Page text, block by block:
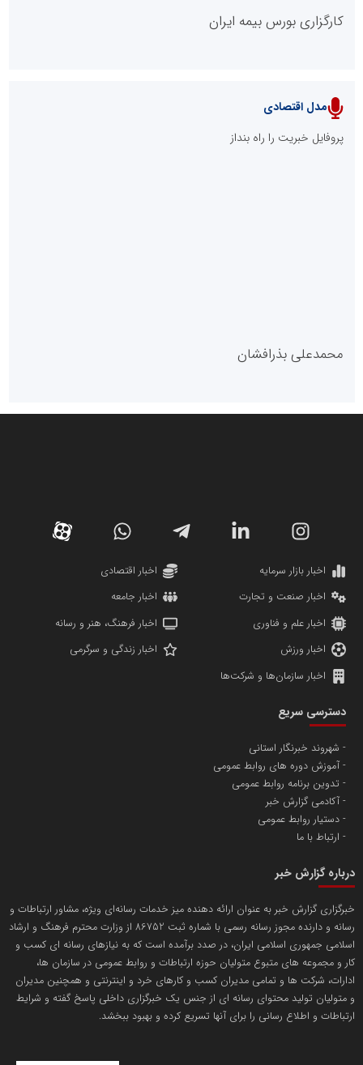
پایگاه خبری نهضت ملی مسکن
پایگاه خبری گفتمان یزد
دانشگاه سئوی ایران
پایگاه اطلاع رسانی اعتلای نهادهای مردمی
پایگاه اطلاع رسانی دریا و نفت
کارگزاری بورس بیمه ایران
تامین آهن اسفنجی تولیدکنندگان فولاد در کشور
تریبون
انتشار گسترده محتوا در رسانه گزارش خبر
مدل اقتصادی
پروفایل خبریت را راه بنداز
محمدعلی بذرافشان
مریم حاج نوروز نظری
مسعودصادقی
محمدعلی کرمعلی
اخبار بازار سرمایه
اخبار اقتصادی
اخبار صنعت و تجارت
اخبار جامعه
اخبار علم و فناوری
اخبار فرهنگ، هنر و رسانه
اخبار ورزش
اخبار زندگی و سرگرمی
اخبار سازمان‌ها و شرکت‌ها
دسترسی سریع
شهروند خبرنگار استانی
آموزش دوره های روابط عمومی
تدوین برنامه روابط عمومی
آکادمی گزارش خبر
دستیار روابط عمومی
ارتباط با ما
درباره گزارش خبر
خبرگزاری گزارش خبر به عنوان ارائه دهنده میز خدمات رسانه‌ای ویژه، مشاور ارتباطات و
رسانه و دارنده مجوز رسانه رسمی با شماره ثبت 86752 از وزارت محترم فرهنگ و ارشاد
اسلامی جمهوری اسلامی ایران، در صدد برآمده است که به نیازهای رسانه ای کسب و
کار و مجموعه های متبوع متولیان حوزه ارتباطات و روابط عمومی در سازمان ها،
ادارات، شرکت ها و تمامی مدیران کسب و کارهای خرد و اینترنتی و همچنین مدیران
و متولیان تولید محتوای رسانه ای از جنس یک خبرگزاری داخلی پاسخ گفته و شرایط
ارتباطات و اطلاع رسانی را برای آنها تسریع کرده و بهبود ببخشد.